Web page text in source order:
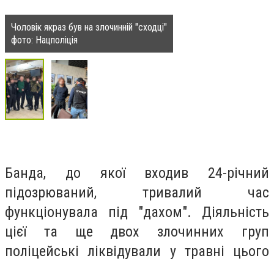
Чоловік якраз був на злочинній "сходці"
фото: Нацполіція
Банда, до якої входив 24-річний
підозрюваний, тривалий час
функціонувала під "дахом". Діяльність
цієї та ще двох злочинних груп
поліцейські ліквідували у травні цього